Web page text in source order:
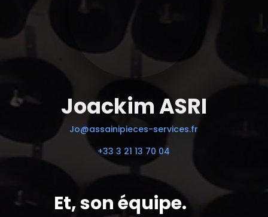
Joackim ASRI
Jo@assainipieces-services.fr
+33 3 21 13 70 04
Et, son équipe.